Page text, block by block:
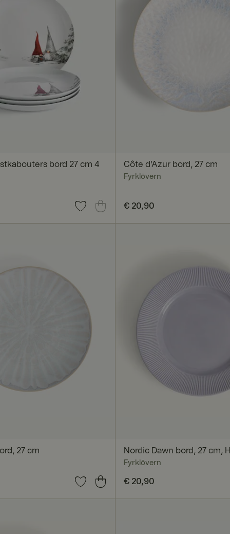
bord 27 cm 4 Côte d'Azur bord, 27 cm
Fyrklövern
Prijs:€ 20,90
€ 20,90
27 cm Nordic Dawn bord, 27 cm,
Fyrklövern
Prijs:€ 20,90
€ 20,90